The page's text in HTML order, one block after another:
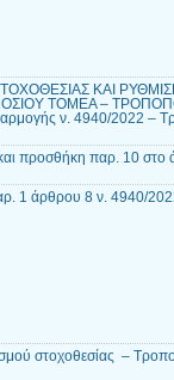
ΚΑΙ
ΤΟΜΕΑ –
ν. 4940/2022 –
προσθήκη παρ. 10 στο
1 άρθρου 8 ν. 4940/
στοχοθεσίας –